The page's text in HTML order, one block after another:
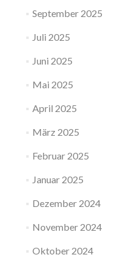
September 2025
Juli 2025
Juni 2025
Mai 2025
April 2025
März 2025
Februar 2025
Januar 2025
Dezember 2024
November 2024
Oktober 2024